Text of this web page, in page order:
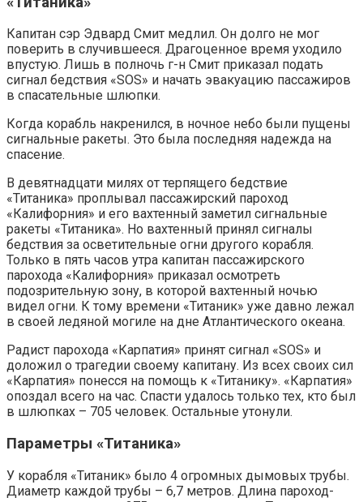
Капитан сэр Эдвард Смит медлил. Он долго не мог
поверить в случившееся. Драгоценное время уходило
впустую. Лишь в полночь г-н Смит приказал подать
сигнал бедствия «SOS» и начать эвакуацию пассажиров
в спасательные шлюпки.
Когда корабль накренился, в ночное небо были пущены
сигнальные ракеты. Это была последняя надежда на
спасение.
В девятнадцати милях от терпящего бедствие
«Титаника» проплывал пассажирский пароход
«Калифорния» и его вахтенный заметил сигнальные
ракеты «Титаника». Но вахтенный принял сигналы
бедствия за осветительные огни другого корабля.
Только в пять часов утра капитан пассажирского
парохода «Калифорния» приказал осмотреть
подозрительную зону, в которой вахтенный ночью
видел огни. К тому времени «Титаник» уже давно лежал
в своей ледяной могиле на дне Атлантического океана.
Радист парохода «Карпатия» принят сигнал «SOS» и
доложил о трагедии своему капитану. Из всех своих сил
«Карпатия» понесся на помощь к «Титанику». «Карпатия»
опоздал всего на час. Спасти удалось только тех, кто был
в шлюпках – 705 человек. Остальные утонули.
Параметры «Титаника»
У корабля «Титаник» было 4 огромных дымовых трубы.
Диаметр каждой трубы – 6,7 метров. Длина пароход-